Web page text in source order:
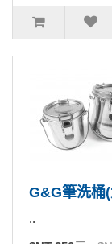
G&G筆洗桶
..